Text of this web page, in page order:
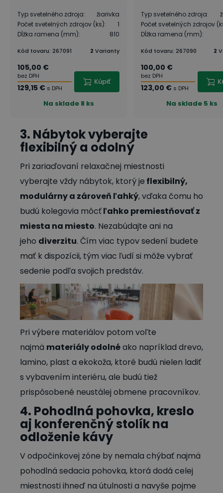
Typ svetelného zdroja:
žiarivka
Počet svetelných zdrojov (ks):
1
Dĺžka ramena (mm): 810
Kód tovaru: 267091 2 Varianty
105,00 €
bez DPH
129,15 € s DPH
Kúpiť
Na sklade 8 ks
Typ svetelného zdroja:
Počet svetelných zdrojov
Dĺžka ramena (mm):
Kód tovaru: 267090 2
100,00 €
bez DPH
123,00 € s DPH
Na sklade 5 ks
3. Nábytok vyberajte
flexibilný a odolný
Pri zariaďovaní relaxačnej miestnosti
vyberajte vždy nábytok, ktorý je flexibilný,
modulárny a zároveň ľahký, vďaka čomu ho
budú kolegovia môcťľahko premiestňovať z
miesta na miesto. Nezabúdajte ani na
jeho diverzitu. Čím viac typov sedení budete
mať k dispozícii, tým viac ľudí si môže vybrať
sedenie podľa svojich predstáv.
Pri výbere materiálov potom voľte
najmä materiály odolnéako napríklad drevo,
lamino, plast a ekokoža, ktoré budú nielen ladiť
s vybavením interiéru, ale budú tiež
prispôsobené neustálej obmene pracovníkov.
4. Pohodlná pohovka, kreslo
aj konferenčný stolík na
odloženie kávy
V odpočinkovej zóne by nemala chýbať najmä
pohodlná sedacia pohovka, ktorá dodá celej
miestnosti ihneď na útulnosti a navyše pojme